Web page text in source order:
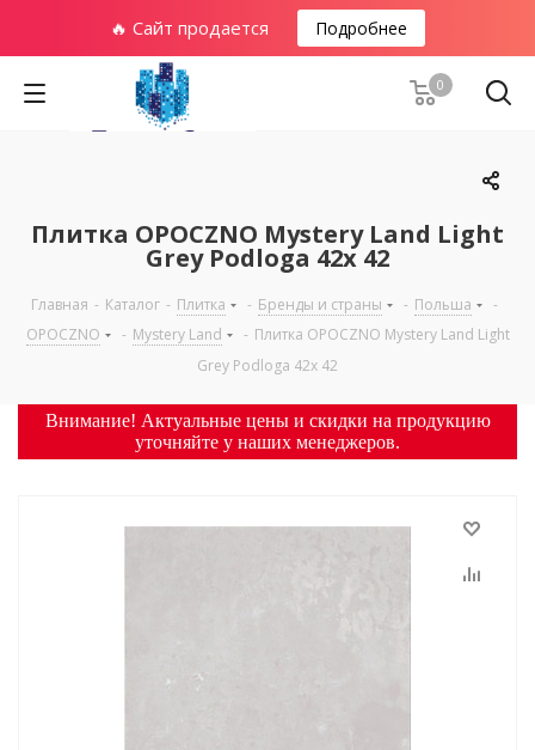
🔥 Сайт продается Подробнее
0
Плитка OPOCZNO Mystery Land Light
Grey Podloga 42x 42
Главная - Каталог - Плитка - Бренды и страны - Польша
-
OPOCZNO
- Mystery Land - Плитка OPOCZNO Mystery Land Light
Grey Podloga 42x 42
Внимание! Актуальные цены и скидки на продукцию
уточняйте у наших менеджеров.